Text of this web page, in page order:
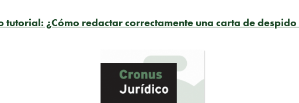
tutorial: ¿Cómo redactar correctamente una carta de